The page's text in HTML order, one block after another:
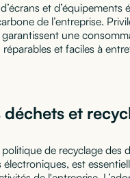
et
de l’entreprise.
une
et faciles à
déchets et
politique de recyclage
électroniques, est